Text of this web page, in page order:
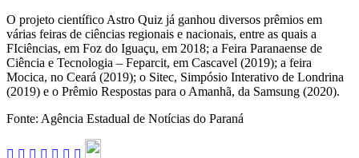
O projeto científico Astro Quiz já ganhou diversos prêmios em
várias feiras de ciências regionais e nacionais, entre as quais a
FIciências, em Foz do Iguaçu, em 2018; a Feira Paranaense de
Ciência e Tecnologia – Feparcit, em Cascavel (2019); a feira
Mocica, no Ceará (2019); o Sitec, Simpósio Interativo de Londrina
(2019) e o Prêmio Respostas para o Amanhã, da Samsung (2020).
Fonte: Agência Estadual de Notícias do Paraná